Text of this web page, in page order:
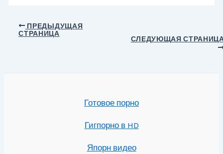
Навигация
ПРЕДЫДУЩАЯ
СТРАНИЦА
СЛЕДУЮЩАЯ
Готовое порно
Гигпорно в HD
Япорн видео